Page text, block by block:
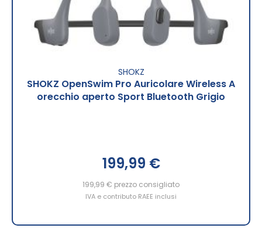
SHOKZ
SHOKZ OpenSwim Pro Auricolare Wireless A
orecchio aperto Sport Bluetooth Grigio
199,99 €
199,99 € prezzo consigliato
IVA e contributo RAEE inclusi